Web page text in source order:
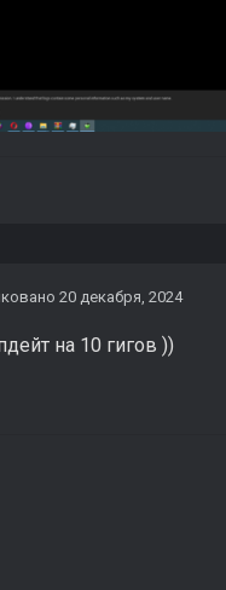
20 декабря, 2024
на 10 гигов ))